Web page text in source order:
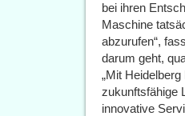
bei ihren
Maschine
abzurufen“,
darum geht,
„Mit
zukunftsfähige
innovative